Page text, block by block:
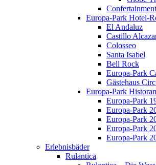
Europa-Park Hotel-
El Andaluz
Castillo
Colosseo
Santa Isabel
Bell Rock
Europa-Park
Gästehaus
Europa-Park
Europa-Park
Europa-Park
Europa-Park
Europa-Park
Europa-Park
Erlebnisbäder
Rulantica